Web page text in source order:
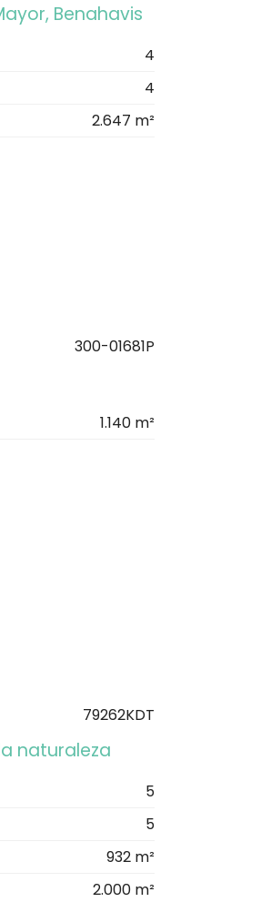
Benahavis
4
4
2.647 m²
300-01681P
1.140 m²
79262KDT
naturaleza
5
5
932 m²
2.000 m²